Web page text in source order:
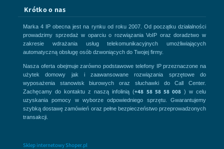
Krótko o nas
Marka 4 IP obecna jest na rynku od roku 2007. Od początku działalności
prowadzimy sprzedaż w oparciu o rozwiązania VoIP oraz doradztwo w
zakresie wdrażania usług telekomunikacyjnych umożliwiających
automatyczną obsługę osób dzwoniących do Twojej firmy.
Nasza oferta obejmuje zarówno podstawowe telefony IP przeznaczone na
użytek domowy jak i zaawansowane rozwiązania sprzętowe do
wyposażenia stanowisk biurowych oraz słuchawki do Call Center.
Zachęcamy do kontaktu z naszą infolinią (+48 58 58 58 008) w celu
uzyskania pomocy w wyborze odpowiedniego sprzętu. Gwarantujemy
szybką dostawę zamówień oraz pełne bezpieczeństwo przeprowadzonych
transakcji.
Sklep internetowy Shoper.pl